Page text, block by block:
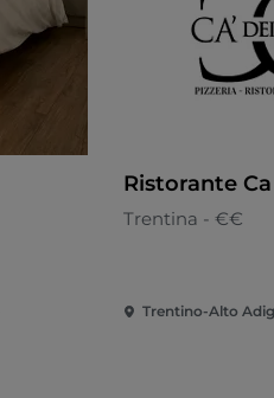
Ristorante
Trentina - €€
Trentino-Alto